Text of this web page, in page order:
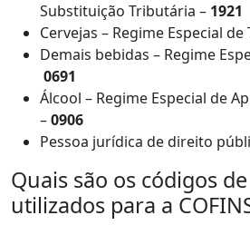
Substituição Tributária – 1921
Cervejas – Regime Especial
Demais bebidas – Regime
0691
Álcool – Regime Especial de
–0906
Pessoa jurídica de direito
Quais são os códigos
utilizados para a